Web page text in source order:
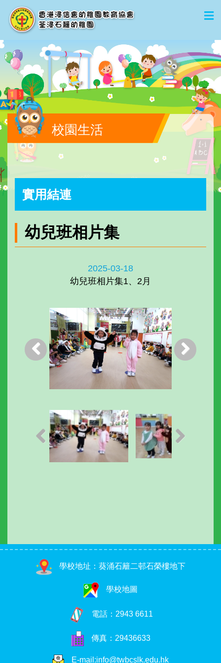
校園生活
實用結連
幼兒班相片集
2025-03-18
幼兒班相片集1、2月
學校地址：葵涌石籬二邨石榮樓地下
學校地圖
電話： 2943 6611
傳真：29436633
E-mail:info@twbcslk.edu.hk